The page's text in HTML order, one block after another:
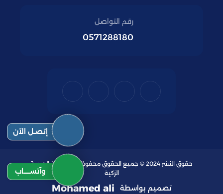
رقم التواصل
0571288180
حقوق النشر 2024 © جميع الحقوق محفوظة لمؤسسة الحيوية
الزكية
تصميم بواسطة Mohamed ali
إتصـل الآن
وآتســــاب